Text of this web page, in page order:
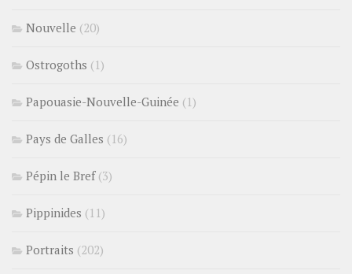
Nouvelle (20)
Ostrogoths (1)
Papouasie-Nouvelle-Guinée (1)
Pays de Galles (16)
Pépin le Bref(3)
Pippinides (11)
Portraits (202)